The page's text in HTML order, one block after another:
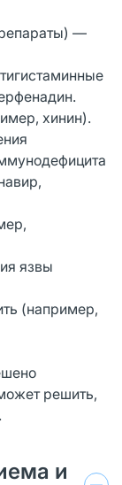
—
хинин).
язвы
(например,
решить,
и